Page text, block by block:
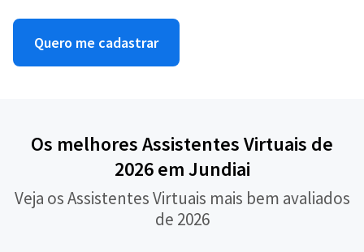
Quero me cadastrar
Os melhores Assistentes Virtuais de
2026 em Jundiai
Veja os Assistentes Virtuais mais bem avaliados
de 2026